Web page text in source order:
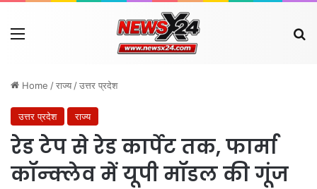
Menu
Home /राज्य /उत्तर प्रदेश
उत्तर प्रदेश राज्य
रेड टेप से रेड कार्पेट तक, फार्मा
कॉन्क्लेव में यूपी मॉडल की गूंज